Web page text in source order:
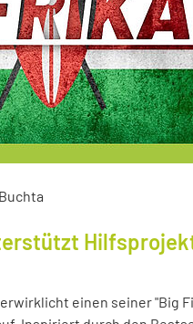
einen seiner "Big